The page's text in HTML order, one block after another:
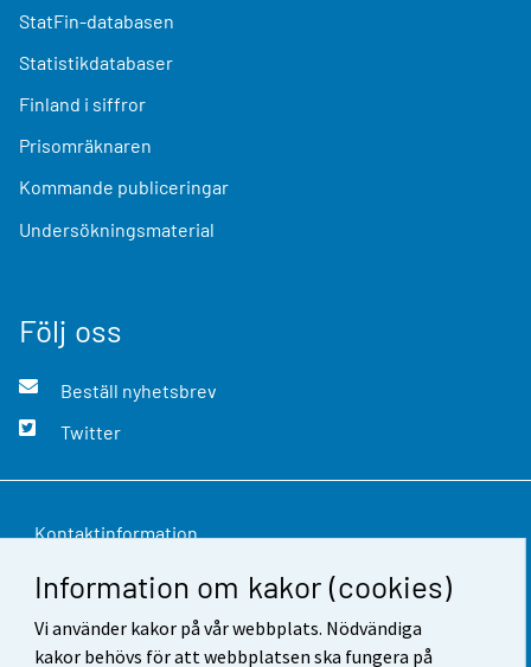
Information om kakor (cookies)
Vi använder kakor på vår webbplats. Nödvändiga
kakor behövs för att webbplatsen ska fungera på
StatFin-databasen
Statistikdatabaser
Finland i siffror
Prisomräknaren
Kommande publiceringar
Undersökningsmaterial
Följ oss
Beställ nyhetsbrev
Twitter
Kontaktinformation
Respons
Användarvillkor